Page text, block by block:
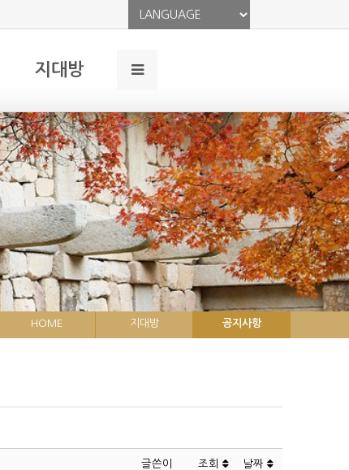
지대방
공지사항
지대방
HOME
글쓴이 조회 날짜